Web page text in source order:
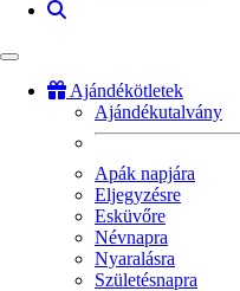
Ajándékötletek
Ajándékutalvány
Apák napjára
Eljegyzésre
Esküvőre
Névnapra
Nyaralásra
Születésnapra